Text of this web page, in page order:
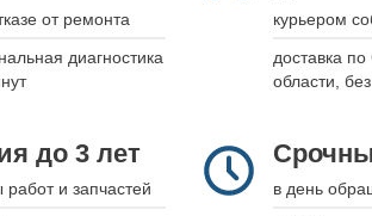
от ремонта
диагностика
курьером
доставка
области,
до 3 лет
работ и запчастей
в день